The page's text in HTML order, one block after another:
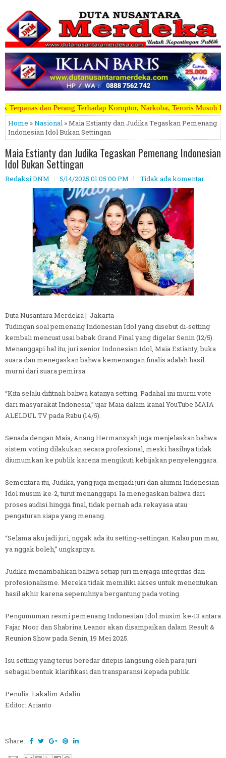
Koruptor, Narkoba, Teroris Musuh Rakyat ~~~~~>>>>> Kami
Home »Nasional » Maia Estianty dan Judika Tegaskan Pemenang
Indonesian Idol Bukan Settingan
Maia Estianty dan Judika Tegaskan Pemenang Indonesian
Idol Bukan Settingan
Redaksi DNM 5/14/2025 01:05:00 PM Tidak ada komentar
Duta Nusantara Merdeka | Jakarta
Tudingan soal pemenang Indonesian Idol yang disebut di-setting
kembali mencuat usai babak Grand Final yang digelar Senin (12/5).
Menanggapi hal itu, juri senior Indonesian Idol, Maia Estianty, buka
suara dan menegaskan bahwa kemenangan finalis adalah hasil
murni dari suara pemirsa.
“Kita selalu difitnah bahwa katanya setting. Padahal ini murni vote
dari masyarakat Indonesia,” ujar Maia dalam kanal YouTube MAIA
ALELDUL TV pada Rabu (14/5).
Senada dengan Maia, Anang Hermansyah juga menjelaskan bahwa
sistem voting dilakukan secara profesional, meski hasilnya tidak
diumumkan ke publik karena mengikuti kebijakan penyelenggara.
Sementara itu, Judika, yang juga menjadi juri dan alumni Indonesian
Idol musim ke-2, turut menanggapi. Ia menegaskan bahwa dari
proses audisi hingga final, tidak pernah ada rekayasa atau
pengaturan siapa yang menang.
“Selama aku jadi juri, nggak ada itu setting-settingan. Kalau pun mau,
ya nggak boleh,” ungkapnya.
Judika menambahkan bahwa setiap juri menjaga integritas dan
profesionalisme. Mereka tidak memiliki akses untuk menentukan
hasil akhir karena sepenuhnya bergantung pada voting.
Pengumuman resmi pemenang Indonesian Idol musim ke-13 antara
Fajar Noor dan Shabrina Leanor akan disampaikan dalam Result &
Reunion Show pada Senin, 19 Mei 2025.
Isu setting yang terus beredar ditepis langsung oleh para juri
sebagai bentuk klarifikasi dan transparansi kepada publik.
Penulis: Lakalim Adalin
Editor: Arianto
Share: